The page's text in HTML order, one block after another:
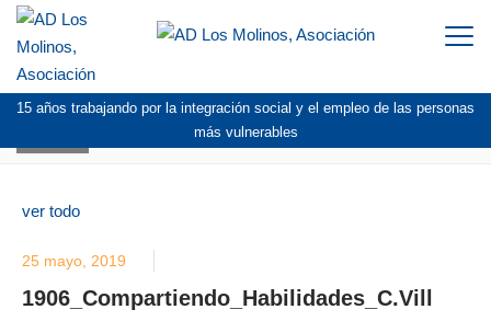
15 años trabajando por la integración social y el empleo de las personas
más vulnerables
ver todo
25 mayo, 2019
1906_Compartiendo_Habilidades_C.Vill